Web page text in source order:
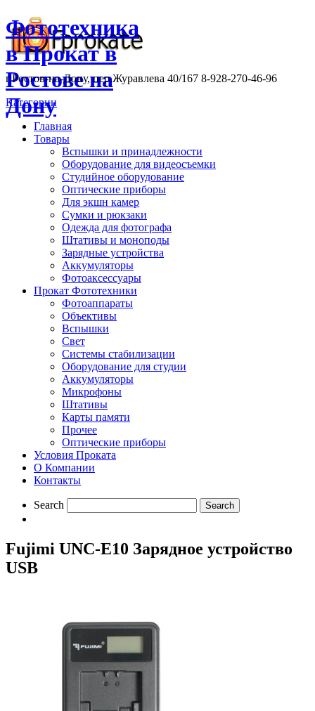
Фототехника
в Прокат в
Ростове на
Дону
г.Ростов-на-Дону, пер.Журавлева 40/167 8-928-270-46-96
Категории
Главная
Товары
Вспышки и принадлежности
Оборудование для видеосъемки
Студийное оборудование
Оптические приборы
Для экшн камер
Сумки и рюкзаки
Одежда для фотографа
Штативы и моноподы
Зарядные устройства
Аккумуляторы
Фотоаксессуары
Прокат Фототехники
Фотоаппараты
Объективы
Вспышки
Свет
Системы стабилизации
Оборудование для студии
Aккумуляторы
Микрофоны
Штативы
Карты памяти
Прочее
Оптические приборы
Условия Проката
О Компании
Контакты
Search
Fujimi UNC-E10 Зарядное устройство
USB